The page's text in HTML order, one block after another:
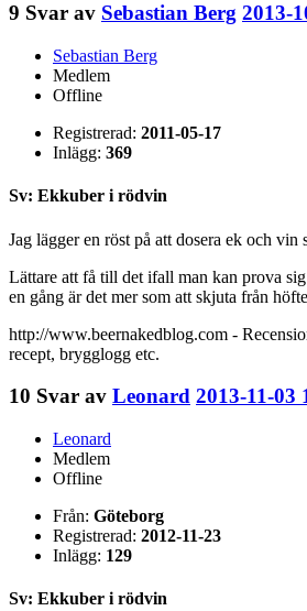
9 Svar av Sebastian Berg 2013-
Sebastian Berg
Medlem
Offline
Registrerad: 2011-05-17
Inlägg: 369
Sv: Ekkuber i rödvin
Jag lägger en röst på att dosera ek och vin
Lättare att få till det ifall man kan prova
en gång är det mer som att skjuta från
http://www.beernakedblog.com -
recept, brygglogg etc.
10 Svar av Leonard 2013-11-03
Leonard
Medlem
Offline
Från: Göteborg
Registrerad: 2012-11-23
Inlägg: 129
Sv: Ekkuber i rödvin